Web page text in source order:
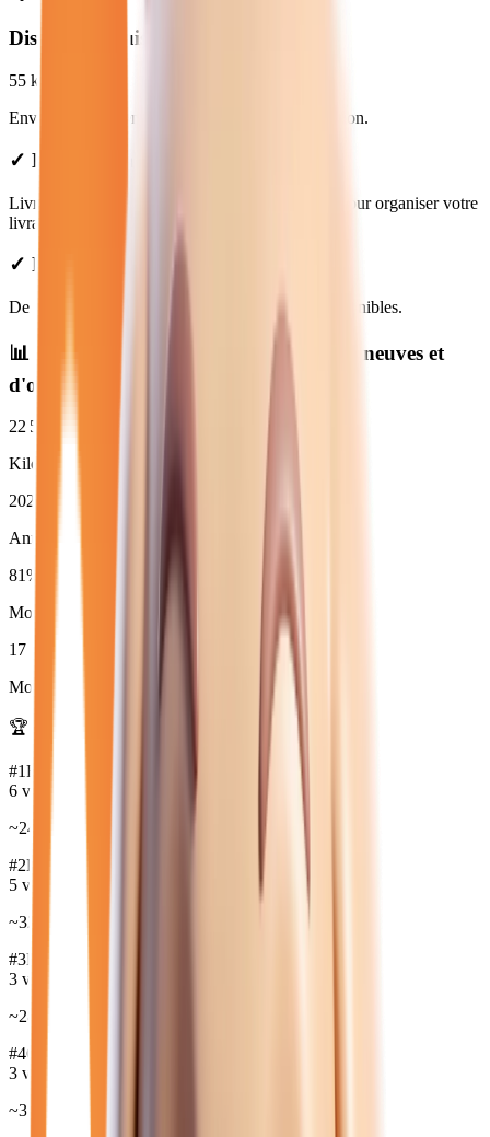
Distance depuis
55 km
Environ
en voiture jusqu'à notre concession.
✓ Livraison à Provins : forfait de 99€
Livraison disponible à Provins. Contactez-nous pour organiser votre
livraison.
✓ Prix Transparents
De €. Financement et LOA disponibles.
📊 Statistiques des
neuves et
d'occasion
22 500
km
Kilométrage moyen
2024
Année moyenne
81%
Moins de 3 ans (
17
Moins de 50 000 km
🏆 Marques les plus disponibles :
#1RENAULT
6 véh.
~24 130
#2BMW
5 véh.
~32 372
#3PEUGEOT
3 véh.
~28 137
#4CUPRA
3 véh.
~31 617